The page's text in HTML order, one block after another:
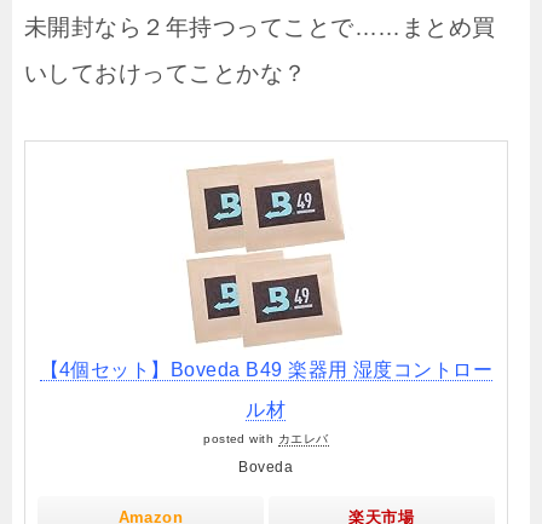
未開封なら２年持つってことで……まとめ買
いしておけってことかな？
【4個セット】Boveda B49 楽器用 湿度コントロー
ル材
posted with カエレバ
Boveda
Amazon 楽天市場